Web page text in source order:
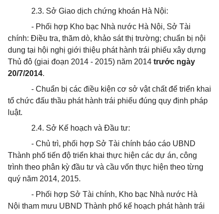
2.3. Sở Giao dịch chứng khoán Hà Nội:
- Phối hợp Kho bạc Nhà nước Hà Nội, Sở Tài
chính: Điều tra, thăm dò, khảo sát thị trường; chuẩn bị nội
dung tại hội nghị giới thiệu phát hành trái phiếu xây dựng
Thủ đô (giai đoạn 2014 - 2015) năm 2014 trước ngày
20/7/2014.
- Chuẩn bị các điều kiện cơ sở vật chất để triển khai
tổ chức đấu thầu phát hành trái phiếu đúng quy định pháp
luật.
2.4. Sở Kế hoạch và Đầu tư:
- Chủ trì, phối hợp Sở Tài chính báo cáo UBND
Thành phố tiến độ triển khai thực hiện các dự án, công
trình theo phân kỳ đầu tư và cầu vốn thực hiện theo từng
quý năm 2014, 2015.
- Phối hợp Sở Tài chính, Kho bạc Nhà nước Hà
Nội tham mưu UBND Thành phố kế hoạch phát hành trái